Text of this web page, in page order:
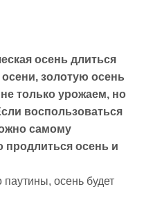
осень длиться
золотую осень
только урожаем, но
воспользоваться
самому
продлиться осень и
паутины, осень будет